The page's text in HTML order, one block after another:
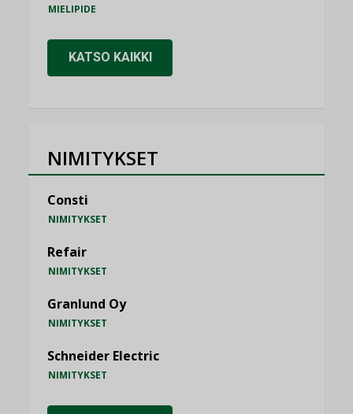
MIELIPIDE
KATSO KAIKKI
NIMITYKSET
Consti
NIMITYKSET
Refair
NIMITYKSET
Granlund Oy
NIMITYKSET
Schneider Electric
NIMITYKSET